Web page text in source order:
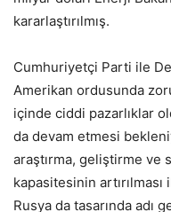
kararlaştırılmış.
Cumhuriyetçi Parti ile
Amerikan ordusunda
içinde ciddi pazarlıklar
da devam etmesi
araştırma, geliştirme ve
kapasitesinin
Rusya da tasarında adı